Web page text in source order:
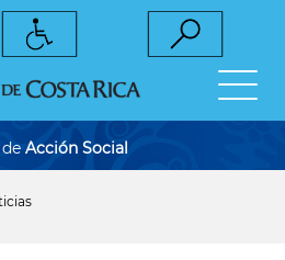
Acción Social